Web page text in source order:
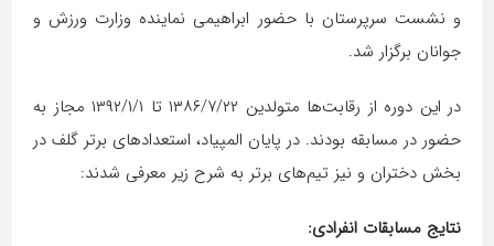
و نشست سرپرستان با حضور ابراهیمی نماینده وزارت ورزش و
جوانان برگزار شد.
در این دوره از رقابت‌ها متولدین ۱۳۸۶/۷/۲۲ تا ۱۳۹۲/۱/۱ مجاز به
حضور در مسابقه بودند. در پایان المپیاد، استعدادهای برتر گلف در
بخش دختران و نیز تیم‌های برتر به شرح زیر معرفی شدند:
نتایج مسابقات انفرادی: